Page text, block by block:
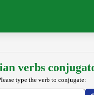
verbs
type the verb to conjugate: